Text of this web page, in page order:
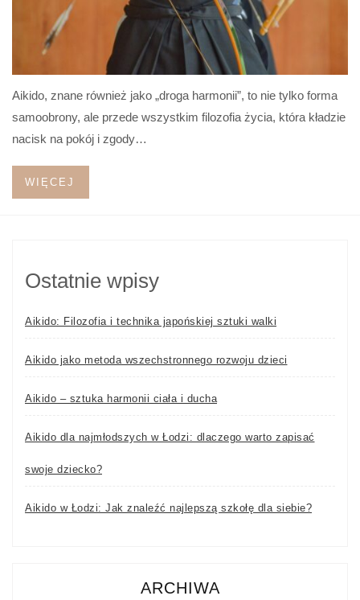
Aikido, znane również jako „droga harmonii”, to nie tylko forma
samoobrony, ale przede wszystkim filozofia życia, która kładzie
nacisk na pokój i zgody…
WIĘCEJ
Ostatnie wpisy
Aikido: Filozofia i technika japońskiej sztuki walki
Aikido jako metoda wszechstronnego rozwoju dzieci
Aikido – sztuka harmonii ciała i ducha
Aikido dla najmłodszych w Łodzi: dlaczego warto zapisać
swoje dziecko?
Aikido w Łodzi: Jak znaleźć najlepszą szkołę dla siebie?
ARCHIWA